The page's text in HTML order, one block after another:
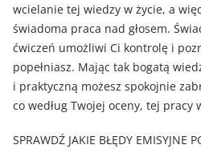
wcielanie tej wiedzy w życie, a
świadoma praca nad głosem.
ćwiczeń umożliwi Ci kontrolę i
popełniasz. Mając tak bogatą
i praktyczną możesz spokojnie
co według Twojej oceny, tej pracy
SPRAWDŹ JAKIE BŁĘDY EMISYJNE